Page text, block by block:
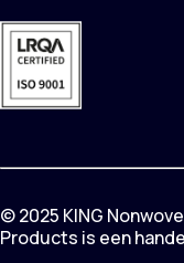
© 2025 KING
Products is een